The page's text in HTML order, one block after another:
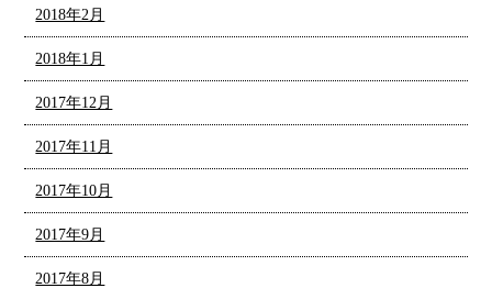
2018年2月
2018年1月
2017年12月
2017年11月
2017年10月
2017年9月
2017年8月